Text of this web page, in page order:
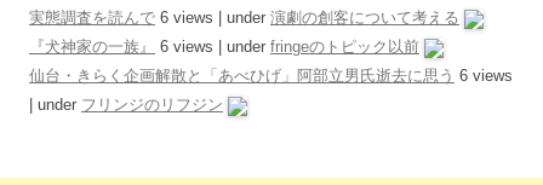
実態調査を読んで 6 views under 演劇の創客について考える
『犬神家の一族』
6 views under fringeのトピック以前
仙台・きらく企画解散と「あべひげ」阿部立男氏逝去に思う 6 views
under フリンジのリフジン